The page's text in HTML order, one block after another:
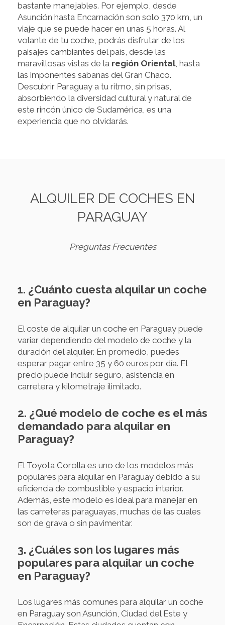
bastante manejables. Por ejemplo, desde
Asunción hasta Encarnación son solo 370 km, un
viaje que se puede hacer en unas 5 horas. Al
volante de tu coche, podrás disfrutar de los
paisajes cambiantes del país, desde las
maravillosas vistas de la región Oriental, hasta
las imponentes sabanas del Gran Chaco.
Descubrir Paraguay a tu ritmo, sin prisas,
absorbiendo la diversidad cultural y natural de
este rincón único de Sudamérica, es una
experiencia que no olvidarás.
ALQUILER DE COCHES EN
PARAGUAY
Preguntas Frecuentes
1. ¿Cuánto cuesta alquilar un coche
en Paraguay?
El coste de alquilar un coche en Paraguay puede
variar dependiendo del modelo de coche y la
duración del alquiler. En promedio, puedes
esperar pagar entre 35 y 60 euros por día. El
precio puede incluir seguro, asistencia en
carretera y kilometraje ilimitado.
2. ¿Qué modelo de coche es el más
demandado para alquilar en
Paraguay?
El Toyota Corolla es uno de los modelos más
populares para alquilar en Paraguay debido a su
eficiencia de combustible y espacio interior.
Además, este modelo es ideal para manejar en
las carreteras paraguayas, muchas de las cuales
son de grava o sin pavimentar.
3. ¿Cuáles son los lugares más
populares para alquilar un coche
en Paraguay?
Los lugares más comunes para alquilar un coche
en Paraguay son Asunción, Ciudad del Este y